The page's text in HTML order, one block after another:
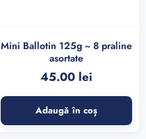
Mini Ballotin 125g ~ 8 praline
asortate
45.00 lei
Adaugă în coș